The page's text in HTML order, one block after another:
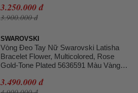
3.250.000 đ
3.900.000 đ
SWAROVSKI
Vòng Đeo Tay Nữ Swarovski Latisha
Bracelet Flower, Multicolored, Rose
Gold-Tone Plated 5636591 Màu Vàng
3.490.000 đ